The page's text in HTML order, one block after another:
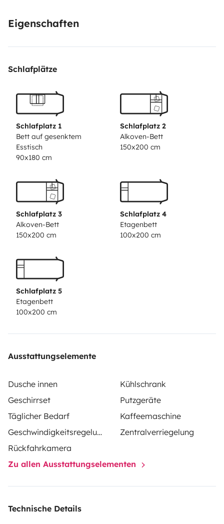
vous suit partout avec une vraie sensation de
sereinement, même sur les routes vallonnées. Le
fortsVéhicule confortable et lumineux, avec toute la
qualité Laika
Véhicule 5 places carte grise
puissante et fiable 3.0 160 CV, idéale pour les longues
distances 5 couchages : un lit double + deux lits simples
+ un lit amovible
Extrêmement lumineuxGrande soute
pratique pour vélos, bagages ou matériel de plein
Coin repas convivial pouvant accueillir 5
personnesParfait pour les couples, les familles ou une
virée entre amis
Eigenschaften
Schlafplätze
Schlafplatz 1
Bett auf gesenktem
Esstisch
90x180 cm
Schlafplatz 2
Alkoven-Bett
150x200 cm
Schlafplatz 3
Alkoven-Bett
150x200 cm
Schlafplatz 4
Etagenbett
100x200 cm
Schlafplatz 5
Etagenbett
100x200 cm
Ausstattungselemente
Dusche innen
Kühlschrank
Geschirrset
Putzgeräte
Täglicher Bedarf
Kaffeemaschine
Geschwindigkeitsregelung
Zentralverriegelung
Rückfahrkamera
Zu allen Ausstattungselementen
Technische Details